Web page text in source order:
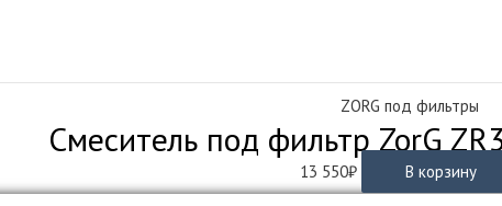
ZORG под фильтры
Смеситель под фильтр ZorG
13 550₽ В корзину